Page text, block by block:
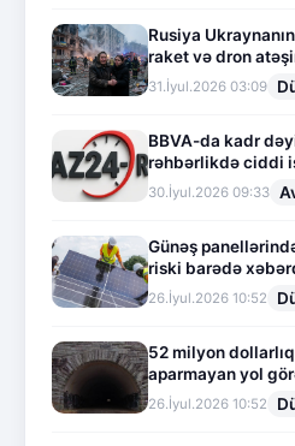
Rusiya
raket və dron
31.İyul.2026 03:09
BBVA-da kadr
rəhbərlikdə ciddi
30.İyul.2026 09:33
Günəş
riski barədə
26.İyul.2026 10:52
52 milyon
aparmayan yol
26.İyul.2026 10:52